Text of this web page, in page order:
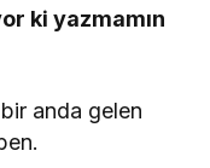
ki yazmamın
anda gelen